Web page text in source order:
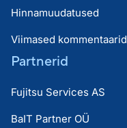
Hinnamuudatused
Viimased kommentaarid
Partnerid
Fujitsu Services AS
BaIT Partner OÜ